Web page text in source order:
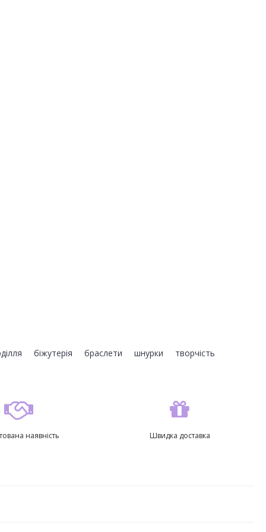
біжутерія браслети шнурки творчість
наявність Швидка доставка